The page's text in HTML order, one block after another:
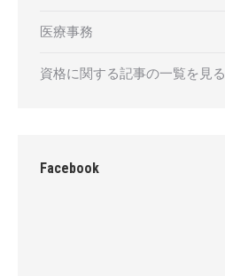
医療事務
資格に関する記事の一覧を見る
Facebook